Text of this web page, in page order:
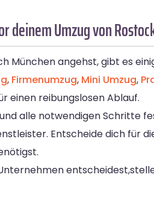
deinem Umzug von
München angehst, gibt es
, Firmenumzug, Mini Umzug,
einen reibungslosen Ablauf.
alle notwendigen Schritte
Entscheide dich für